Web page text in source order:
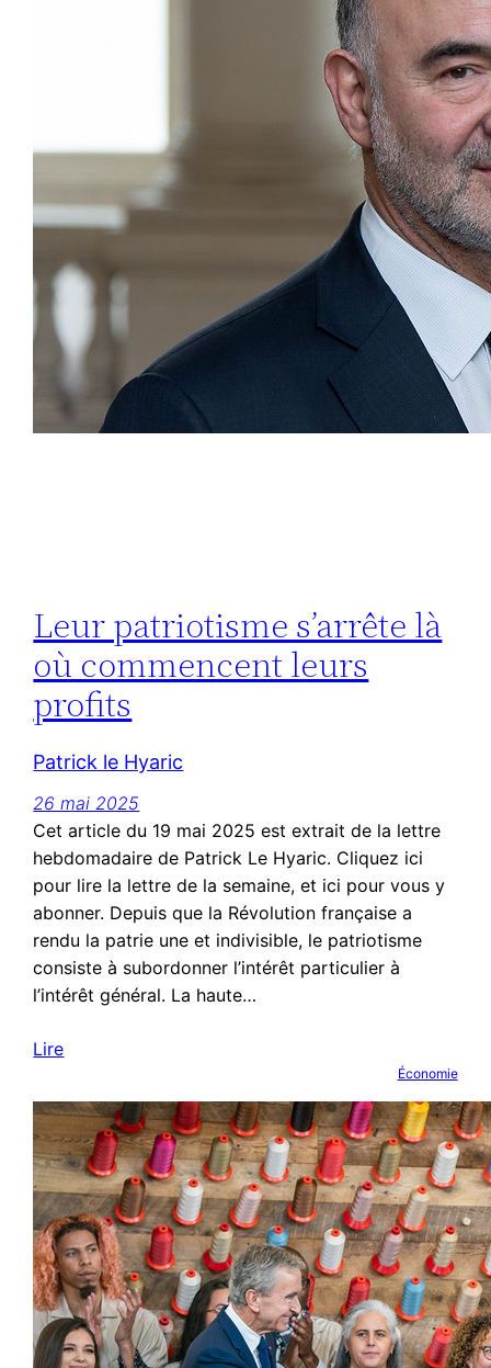
Leur patriotisme s’arrête là
où commencent leurs
profits
Patrick le Hyaric
26 mai 2025
Cet article du 19 mai 2025 est extrait de la lettre
hebdomadaire de Patrick Le Hyaric. Cliquez ici
pour lire la lettre de la semaine, et ici pour vous y
abonner. Depuis que la Révolution française a
rendu la patrie une et indivisible, le patriotisme
consiste à subordonner l’intérêt particulier à
l’intérêt général. La haute…
Lire
Économie